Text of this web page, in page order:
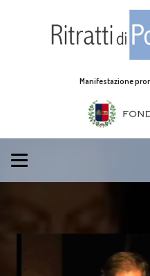
Manifestazione